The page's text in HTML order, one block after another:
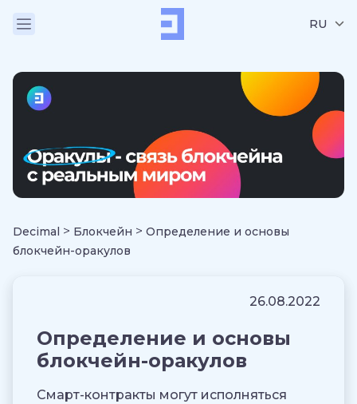
RU
Decimal > Блокчейн > Определение и основы
блокчейн-оракулов
26.08.2022
Определение и основы
блокчейн-оракулов
Смарт-контракты могут исполняться